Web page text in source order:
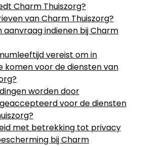
Charm Thuiszorg?
van Charm Thuiszorg?
aanvraag indienen bij Charm
vereist om in
komen voor de diensten van
worden door
voor de diensten
met betrekking tot privacy
bij Charm